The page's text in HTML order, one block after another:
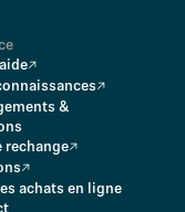
&
rechange
achats en ligne